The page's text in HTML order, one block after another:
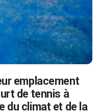
emplacement
de tennis à
du climat et de la